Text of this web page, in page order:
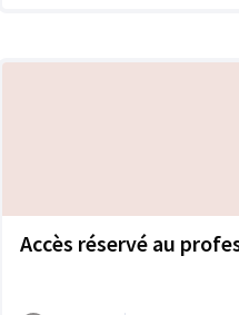
Accès réservé au